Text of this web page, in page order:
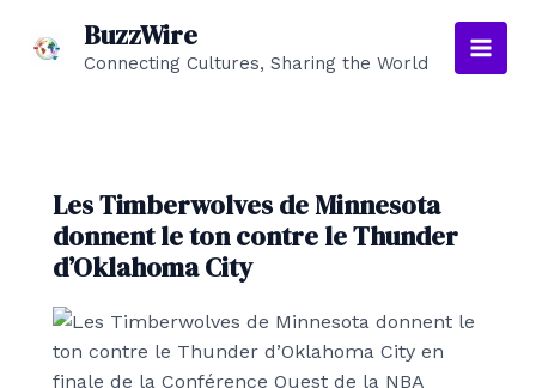
BuzzWire
Connecting Cultures, Sharing the World
Main
Les Timberwolves de Minnesota
donnent le ton contre le Thunder
d’Oklahoma City